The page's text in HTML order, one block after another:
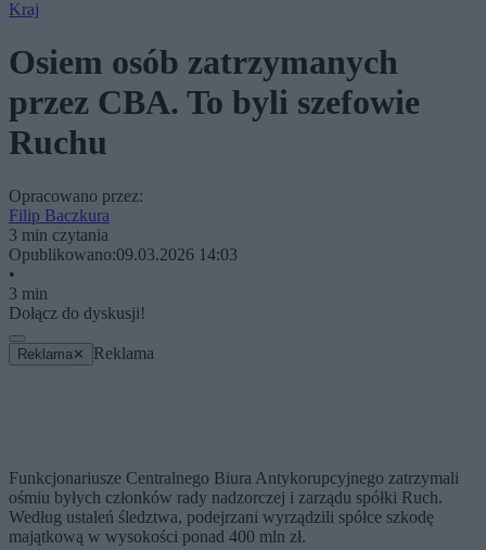
Kraj
Osiem osób zatrzymanych
przez CBA. To byli szefowie
Ruchu
Opracowano przez:
Filip Baczkura
3 min czytania
Opublikowano:09.03.2026 14:03
•
3 min
Dołącz do dyskusji!
Reklama ✕ Reklama
Funkcjonariusze Centralnego Biura Antykorupcyjnego zatrzymali
ośmiu byłych członków rady nadzorczej i zarządu spółki Ruch.
Według ustaleń śledztwa, podejrzani wyrządzili spółce szkodę
majątkową w wysokości ponad 400 mln zł.